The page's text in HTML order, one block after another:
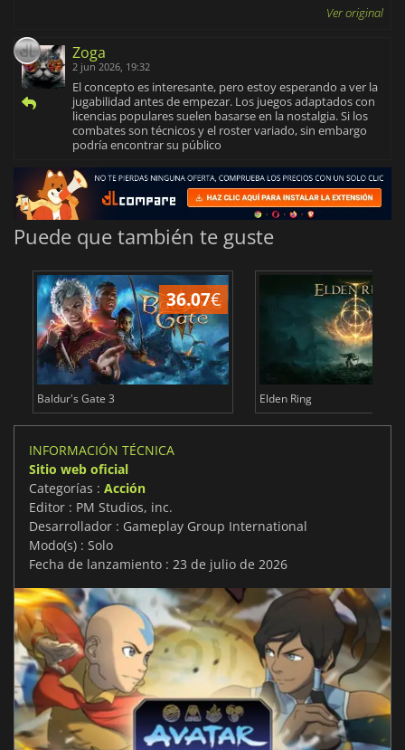
Ver original
Zoga
2 jun 2026, 19:32
El concepto es interesante, pero estoy esperando a ver la
jugabilidad antes de empezar. Los juegos adaptados con
licencias populares suelen basarse en la nostalgia. Si los
combates son técnicos y el roster variado, sin embargo
podría encontrar su público
Puede que también te guste
36.07€
Baldur's Gate 3 Elden Ring
INFORMACIÓN TÉCNICA
Sitio web oficial
Categorías : Acción
Editor : PM Studios, inc.
Desarrollador : Gameplay Group International
Modo(s) : Solo
Fecha de lanzamiento : 23 de julio de 2026